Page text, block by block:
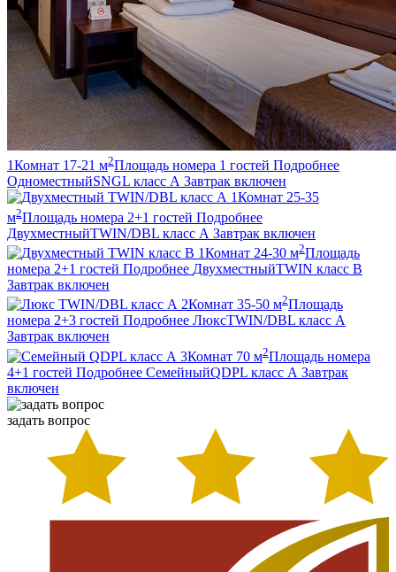
1Комнат 17-21 м2Площадь номера 1 гостей Подробнее
ОдноместныйSNGL класс А Завтрак включен
1Комнат 25-35
м2Площадь номера 2+1 гостей Подробнее
ДвухместныйTWIN/DBL класс А Завтрак включен
1Комнат 24-30 м2Площадь
номера 2+1 гостей Подробнее ДвухместныйTWIN класс В
Завтрак включен
2Комнат 35-50 м2Площадь
номера 2+3 гостей Подробнее ЛюксTWIN/DBL класс А
Завтрак включен
3Комнат 70 м2Площадь номера
4+1 гостей Подробнее СемейныйQDPL класс А Завтрак
включен
задать вопрос